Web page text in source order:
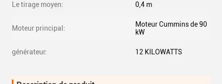
Le tirage moyen: 0,4 m
Moteur principal:
Moteur Cummins de 90
kW
générateur: 12 KILOWATTS